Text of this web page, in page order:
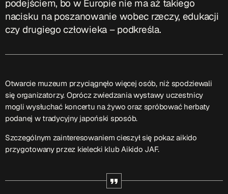
12:00 - 12:15
podejściem, bo w Europie nie ma aż takiego
nacisku na poszanowanie wobec rzeczy, edukacji
czy drugiego człowieka – podkreśla.
Otwarcie muzeum przyciągnęło więcej osób, niż spodziewali
się organizatorzy. Oprócz zwiedzania wystawy uczestnicy
mogli wysłuchać koncertu na żywo oraz spróbować herbaty
podanej w tradycyjny japoński sposób.
Szczególnym zainteresowaniem cieszył się pokaz aikido
przygotowany przez kielecki klub Aikido JAF.